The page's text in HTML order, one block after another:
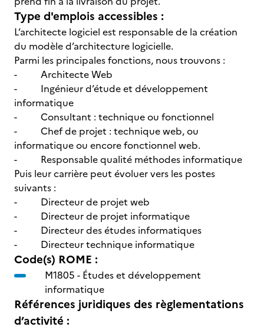
Type d'emplois accessibles :
L’architecte logiciel est responsable de la création
du modèle d’architecture logicielle.
Parmi les principales fonctions, nous trouvons :
- Architecte Web
- Ingénieur d’étude et développement
informatique
- Consultant : technique ou fonctionnel
- Chef de projet : technique web, ou
informatique ou encore fonctionnel web.
- Responsable qualité méthodes informatique
Puis leur carrière peut évoluer vers les postes
suivants :
- Directeur de projet web
- Directeur de projet informatique
- Directeur des études informatiques
- Directeur technique informatique
Code(s) ROME :
M1805 - Études et développement
informatique
Références juridiques des règlementations
d’activité :